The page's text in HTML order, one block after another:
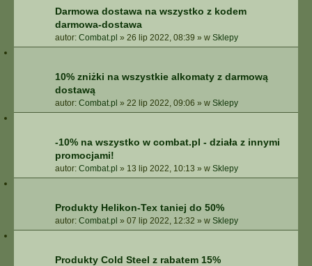
Darmowa dostawa na wszystko z kodem
darmowa-dostawa
autor: Combat.pl » 26 lip 2022, 08:39 » w Sklepy
10% zniżki na wszystkie alkomaty z darmową
dostawą
autor: Combat.pl » 22 lip 2022, 09:06 » w Sklepy
-10% na wszystko w combat.pl - działa z innymi
promocjami!
autor: Combat.pl » 13 lip 2022, 10:13 » w Sklepy
Produkty Helikon-Tex taniej do 50%
autor: Combat.pl » 07 lip 2022, 12:32 » w Sklepy
Produkty Cold Steel z rabatem 15%